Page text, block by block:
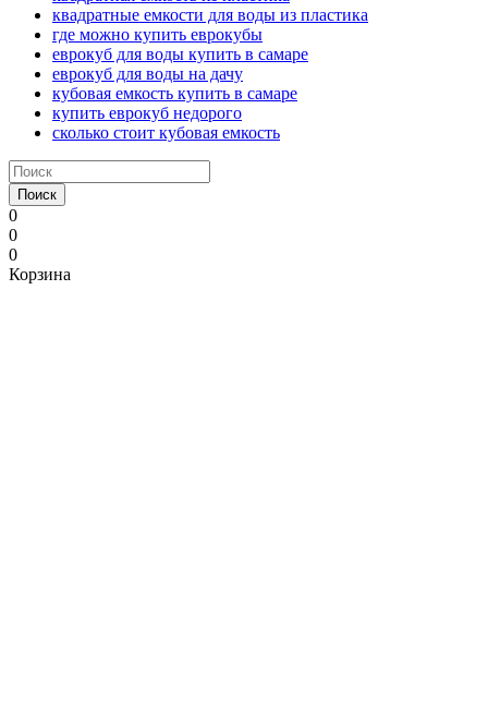
квадратные емкости для воды из пластика
где можно купить еврокубы
еврокуб для воды купить в самаре
еврокуб для воды на дачу
кубовая емкость купить в самаре
купить еврокуб недорого
сколько стоит кубовая емкость
Поиск
0
0
0
Корзина